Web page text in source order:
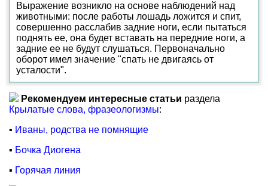
Выражение возникло на основе наблюдений над
животными: после работы лошадь ложится и спит,
совершенно расслабив задние ноги, если пытаться
поднять ее, она будет вставать на передние ноги, а
задние ее не будут слушаться. Первоначально
оборот имел значение "спать не двигаясь от
усталости".
Рекомендуем интересные статьи раздела
Крылатые слова, фразеологизмы:
▪ Иваны, родства не помнящие
▪ Бочка Диогена
▪ Горячая линия